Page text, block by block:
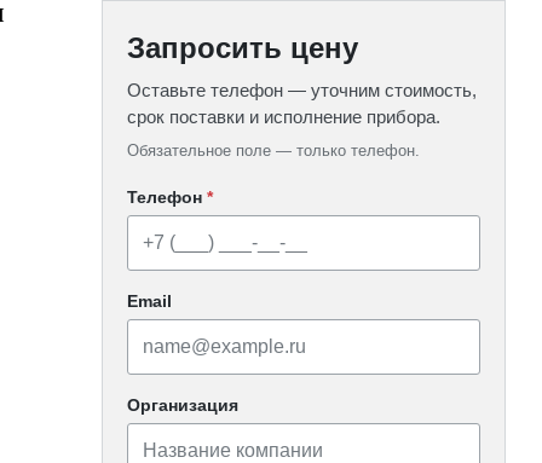
Запросить цену
Оставьте телефон — уточним стоимость,
срок поставки и исполнение прибора.
Обязательное поле — только телефон.
Телефон*
Email
Организация